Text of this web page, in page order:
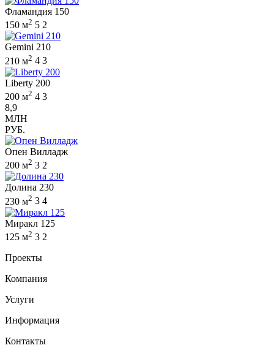
Фламандия 150
150 м2 5 2
Gemini 210
210 м2 4 3
Liberty 200
200 м2 4 3
8,9
МЛН
РУБ.
Опен Вилладж
200 м2 3 2
Долина 230
230 м2 3 4
Миракл 125
125 м2 3 2
Проекты
Компания
Услуги
Информация
Контакты